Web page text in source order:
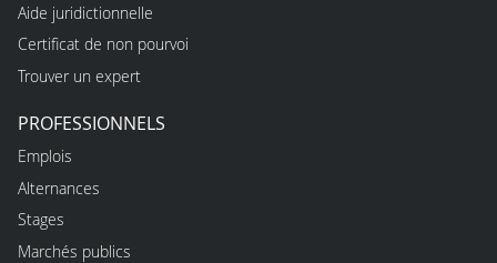
Aide juridictionnelle
Certificat de non pourvoi
Trouver un expert
PROFESSIONNELS
Emplois
Alternances
Stages
Marchés publics